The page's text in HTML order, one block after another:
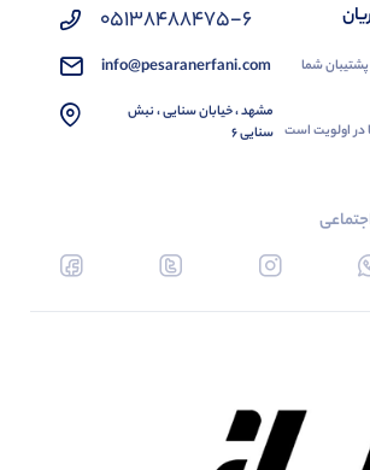
شما
در اولویت است
05138488475-6
info@pesaranerfani.com
مشهد ، خیابان سنایی ، نبش
سنایی 6